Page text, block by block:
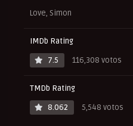
Love, Simon
IMDb Rating
7.5
116,308 votos
TMDb Rating
8.062
5,548 votos